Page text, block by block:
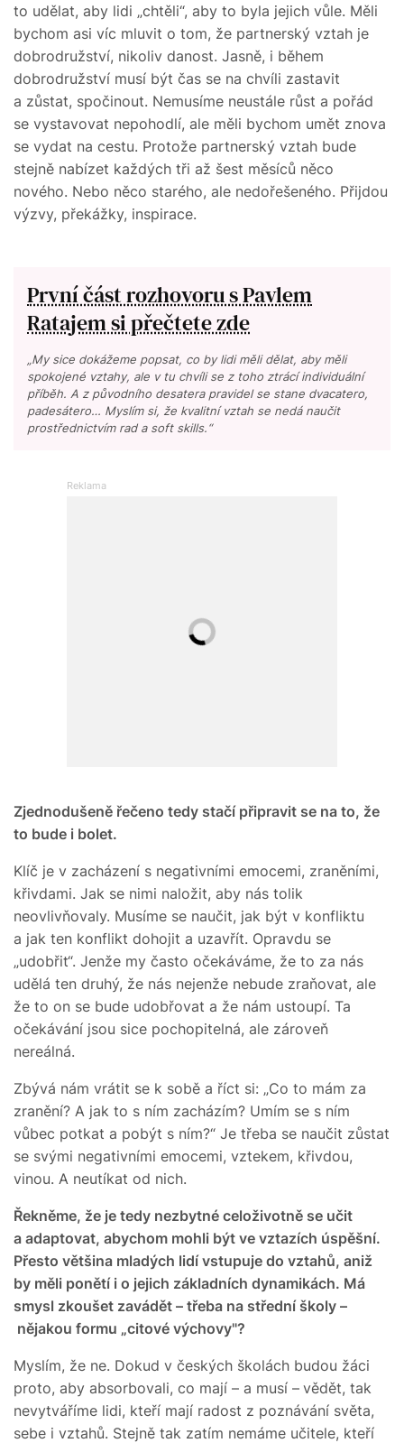
to udělat, aby lidi „chtěli“, aby to byla jejich vůle. Měli
bychom asi víc mluvit o tom, že partnerský vztah je
dobrodružství, nikoliv danost. Jasně, i během
dobrodružství musí být čas se na chvíli zastavit
a zůstat, spočinout. Nemusíme neustále růst a pořád
se vystavovat nepohodlí, ale měli bychom umět znova
se vydat na cestu. Protože partnerský vztah bude
stejně nabízet každých tři až šest měsíců něco
nového. Nebo něco starého, ale nedořešeného. Přijdou
výzvy, překážky, inspirace.
První část rozhovoru s Pavlem
Ratajem si přečtete zde
„My sice dokážeme popsat, co by lidi měli dělat, aby měli
spokojené vztahy, ale v tu chvíli se z toho ztrácí individuální
příběh. A z původního desatera pravidel se stane dvacatero,
padesátero… Myslím si, že kvalitní vztah se nedá naučit
prostřednictvím rad a soft skills.“
Zjednodušeně řečeno tedy stačí připravit se na to, že
to bude i bolet.
Klíč je v zacházení s negativními emocemi, zraněními,
křivdami. Jak se nimi naložit, aby nás tolik
neovlivňovaly. Musíme se naučit, jak být v konfliktu
a jak ten konflikt dohojit a uzavřít. Opravdu se
„udobřit“. Jenže my často očekáváme, že to za nás
udělá ten druhý, že nás nejenže nebude zraňovat, ale
že to on se bude udobřovat a že nám ustoupí. Ta
očekávání jsou sice pochopitelná, ale zároveň
nereálná.
Zbývá nám vrátit se k sobě a říct si: „Co to mám za
zranění? A jak to s ním zacházím? Umím se s ním
vůbec potkat a pobýt s ním?“ Je třeba se naučit zůstat
se svými negativními emocemi, vztekem, křivdou,
vinou. A neutíkat od nich.
Řekněme, že je tedy nezbytné celoživotně se učit
a adaptovat, abychom mohli být ve vztazích úspěšní.
Přesto většina mladých lidí vstupuje do vztahů, aniž
by měli ponětí i o jejich základních dynamikách. Má
smysl zkoušet zavádět – třeba na střední školy –
nějakou formu „citové výchovy"?
Myslím, že ne. Dokud v českých školách budou žáci
proto, aby absorbovali, co mají – a musí – vědět, tak
nevytváříme lidi, kteří mají radost z poznávání světa,
sebe i vztahů. Stejně tak zatím nemáme učitele, kteří